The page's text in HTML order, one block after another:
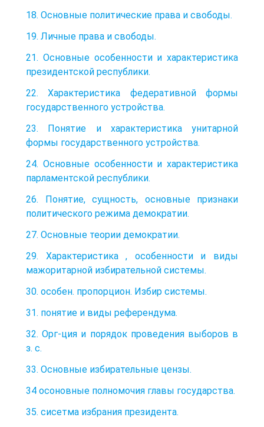
18. Основные политические права и свободы.
19. Личные права и свободы.
21. Основные особенности и характеристика
президентской республики.
22. Характеристика федеративной формы
государственного устройства.
23. Понятие и характеристика унитарной
формы государственного устройства.
24. Основные особенности и характеристика
парламентской республики.
26. Понятие, сущность, основные признаки
политического режима демократии.
27. Основные теории демократии.
29. Характеристика , особенности и виды
мажоритарной избирательной системы.
30. особен. пропорцион. Избир системы.
31. понятие и виды референдума.
32. Орг-ция и порядок проведения выборов в
з. с.
33. Основные избирательные цензы.
34 осоновные полномочия главы государства.
35. сисетма избрания президента.